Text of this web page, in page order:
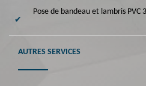
Pose de bandeau et lambris PVC
AUTRES SERVICES